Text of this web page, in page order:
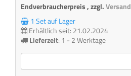
Endverbraucherpreis , zzgl.Versand
1 Set auf Lager
Erhältlich seit: 21.02.2024
Lieferzeit: 1 - 2 Werktage